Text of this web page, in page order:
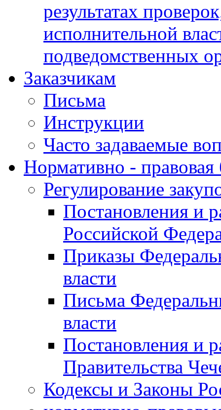
результатах
исполнительной
подведомственных
Заказчикам
Письма
Инструкции
Часто задаваемые
Нормативно - правовая
Регулирование
Постановления и
Российской
Приказы
власти
Письма
власти
Постановления и
Правительства
Кодексы и Законы